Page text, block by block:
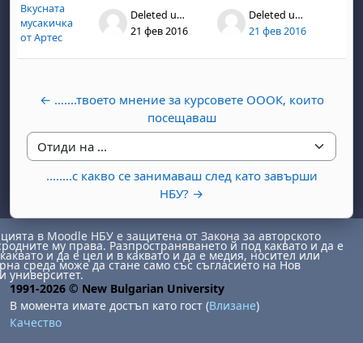
Вкусната
мусакичка
от Артес
Deleted user
21 фев 2016
Deleted user
21 фев 2016
← …....твоето мнение за курсовете ОООК, които
посещаваш
Отиди на ...
........с какво се занимаваш след като завърши
НБУ? →
1 август
неделя, 2 август
август
август
15 август
неделя, 16 август
август
август
22 август
неделя, 23 август
август
август
29 август
неделя, 30 август
в Moodle НБУ е защитена от Закона за авторското
му права. Разпространяването й под каквато и да е
и да е цел и в каквато и да е медия, носител или
среда може да стане само със съгласието на Нов
университет.
1991-2026 © New Bulgarian University
В момента имате достъп като гост (Влизане)
Качество